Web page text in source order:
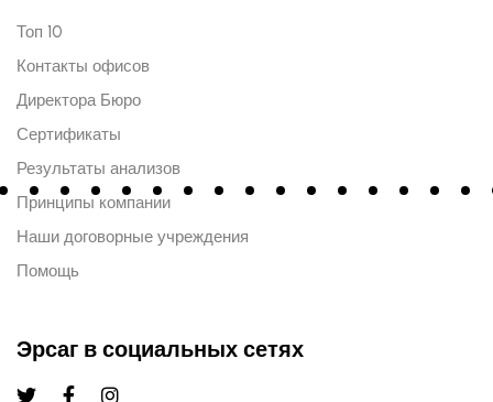
Топ 10
Контакты офисов
Директора Бюро
Сертификаты
Результаты анализов
Принципы компании
Наши договорные учреждения
Помощь
Эрсаг в социальных сетях